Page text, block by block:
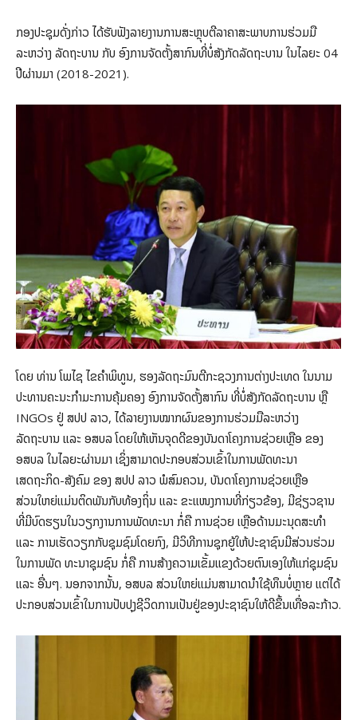
ກອງປະຊຸມດັ່ງກ່າວ ໄດ້ຮັບຟັງລາຍງານການສະຫຼຸບຕີລາຄາສະພາບການຮ່ວມມື
ລະຫວ່າງ ລັດຖະບານ ກັບ ອົງການຈັດຕັ້ງສາກົນທີ່ບໍ່ສັງກັດລັດຖະບານ ໃນໄລຍະ 04
ປີຜ່ານມາ (2018-2021).
ໂດຍ ທ່ານ ໂພໄຊ ໄຂຄຳພິທູນ, ຮອງລັດຖະມົນຕີກະຊວງການຕ່າງປະເທດ ໃນນາມ
ປະທານຄະນະກຳມະການຄຸ້ມຄອງ ອົງການຈັດຕັ້ງສາກົນ ທີ່ບໍ່ສັງກັດລັດຖະບານ ຫຼື
INGOs ຢູ່ ສປປ ລາວ, ໄດ້ລາຍງານໝາກຜົນຂອງການຮ່ວມມືລະຫວ່າງ
ລັດຖະບານ ແລະ ອສບລ ໂດຍໃຫ້ເຫັນຈຸດດີຂອງບັນດາໂຄງການຊ່ວຍເຫຼືອ ຂອງ
ອສບລ ໃນໄລຍະຜ່ານມາ ເຊິ່ງສາມາດປະກອບສ່ວນເຂົ້າໃນການພັດທະນາ
ເສດຖະກິດ-ສັງຄົມ ຂອງ ສປປ ລາວ ພໍສົມຄວນ, ບັນດາໂຄງການຊ່ວຍເຫຼືອ
ສ່ວນໃຫຍ່ແມ່ນຕິດພັນກັບທ້ອງຖິ່ນ ແລະ ຂະແໜງການທີ່ກ່ຽວຂ້ອງ, ມີຊ່ຽວຊານ
ທີ່ມີບົດຮຽນໃນວຽກງານການພັດທະນາ ກໍ່ຄື ການຊ່ວຍ ເຫຼືອດ້ານມະນຸດສະທຳ
ແລະ ການເຮັດວຽກກັບຊຸມຊົມໂດຍກົງ, ມີວິທີການຊຸກຍູ້ໃຫ້ປະຊາຊົນມີສ່ວນຮ່ວມ
ໃນການພັດ ທະນາຊຸມຊົນ ກໍ່ຄື ການສ້າງຄວາມເຂັ້ມແຂງດ້ວຍຕົນເອງໃຫ້ແກ່ຊຸມຊົນ
ແລະ ອື່ນໆ. ນອກຈາກນັ້ນ, ອສບລ ສ່ວນໃຫຍ່ແມ່ນສາມາດນຳໃຊ້ທຶນບໍ່ຫຼາຍ ແຕ່ໄດ້
ປະກອບສ່ວນເຂົ້າໃນການປັບປຸງຊີວິດການເປັນຢູ່ຂອງປະຊາຊົນໃຫ້ດີຂຶ້ນເທື່ອລະກ້າວ.